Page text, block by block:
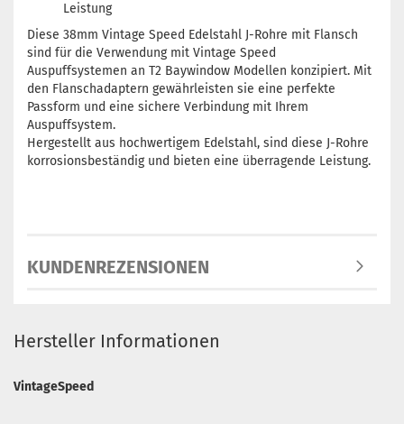
Leistung
Diese 38mm Vintage Speed Edelstahl J-Rohre mit Flansch
sind für die Verwendung mit Vintage Speed
Auspuffsystemen an T2 Baywindow Modellen konzipiert. Mit
den Flanschadaptern gewährleisten sie eine perfekte
Passform und eine sichere Verbindung mit Ihrem
Auspuffsystem.
Hergestellt aus hochwertigem Edelstahl, sind diese J-Rohre
korrosionsbeständig und bieten eine überragende Leistung.
KUNDENREZENSIONEN
Hersteller Informationen
VintageSpeed